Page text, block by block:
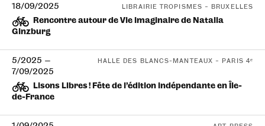
18/09/2025
Rencontre autour de Vie imaginaire de Natalia
Ginzburg
LIBRAIRIE TROPISMES – BRUXELLES
5/2025 —
7/09/2025
Lisons Libres ! Fête de l’édition indépendante en Île-
de-France
HALLE DES BLANCS-MANTEAUX – PARIS 4ᵉ